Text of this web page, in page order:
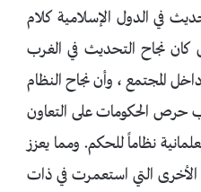
في الدول الإسلامية كلام
كان نجاح التحديث في الغرب
المجتمع ، وأن نجاح النظام
حرص الحكومات على التعاون
نظاماً للحكم. ومما يعزز
الأخرى التي استعمرت في ذات